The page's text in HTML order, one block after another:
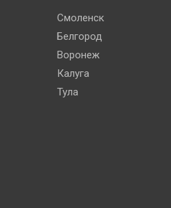
Смоленск
Белгород
Воронеж
Калуга
Тула